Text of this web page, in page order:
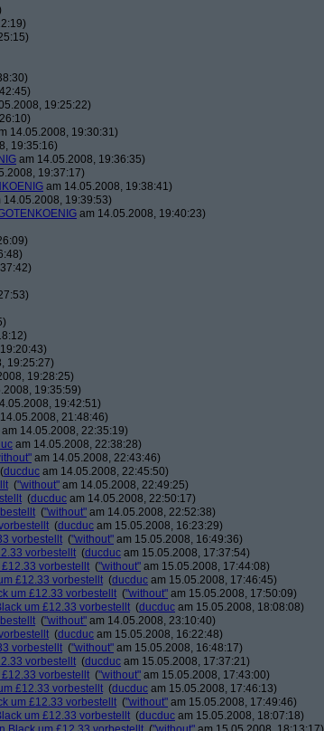
19:25:22)
14.05.2008, 19:30:31)
19:35:16)
am 14.05.2008, 19:36:35)
19:37:17)
am 14.05.2008, 19:38:41)
14.05.2008, 19:39:53)
am 14.05.2008, 19:40:23)
19:25:27)
19:28:25)
19:35:59)
19:42:51)
21:48:46)
am 14.05.2008, 22:35:19)
am 14.05.2008, 22:38:28)
am 14.05.2008, 22:43:46)
(ducduc am 14.05.2008, 22:45:50)
("without" am 14.05.2008, 22:49:25)
(ducduc am 14.05.2008, 22:50:17)
("without" am 14.05.2008, 22:52:38)
(ducduc am 15.05.2008, 16:23:29)
vorbestellt ("without" am 15.05.2008, 16:49:36)
vorbestellt (ducduc am 15.05.2008, 17:37:54)
vorbestellt ("without" am 15.05.2008, 17:44:08)
£12.33 vorbestellt (ducduc am 15.05.2008, 17:46:45)
um £12.33 vorbestellt ("without" am 15.05.2008, 17:50:09)
um £12.33 vorbestellt (ducduc am 15.05.2008, 18:08:08)
("without" am 14.05.2008, 23:10:40)
(ducduc am 15.05.2008, 16:22:48)
vorbestellt ("without" am 15.05.2008, 16:48:17)
vorbestellt (ducduc am 15.05.2008, 17:37:21)
vorbestellt ("without" am 15.05.2008, 17:43:00)
£12.33 vorbestellt (ducduc am 15.05.2008, 17:46:13)
um £12.33 vorbestellt ("without" am 15.05.2008, 17:49:46)
um £12.33 vorbestellt (ducduc am 15.05.2008, 18:07:18)